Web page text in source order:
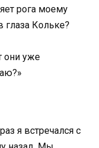
рога моему
глаза Кольке?
они уже
я встречался с